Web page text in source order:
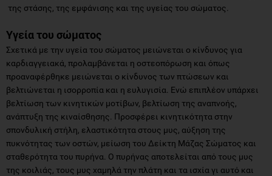
της στάσης, της εμφάνισης και της υγείας του σώματος.
Υγεία του σώματος
Σχετικά με την υγεία του σώματος μειώνεται ο κίνδυνος για
καρδιαγγειακά, προλαμβάνεται η οστεοπόρωση και όπως
προαναφέρθηκε μειώνεται ο κίνδυνος των πτώσεων και
βελτιώνεται η ισορροπία και η ευλυγισία. Ενώ επιπλέον υπάρχει
βελτίωση των κινητικών μοτίβων, βελτίωση της αναπνοής,
ανάπτυξη της κιναίσθησης. Προσφέρει κινητικότητα στην
σπονδυλική στήλη, ελαστικότητα στους μυς, αύξηση της
πυκνότητας των οστών, μείωση του Δείκτη Μάζας Σώματος και
σταθερότητα του πυρήνα. Ο πυρήνας αποτελείται από τους μυς
της κοιλιάς, τους μυς χαμηλά την πλάτη και τα ισχία γι αυτό και